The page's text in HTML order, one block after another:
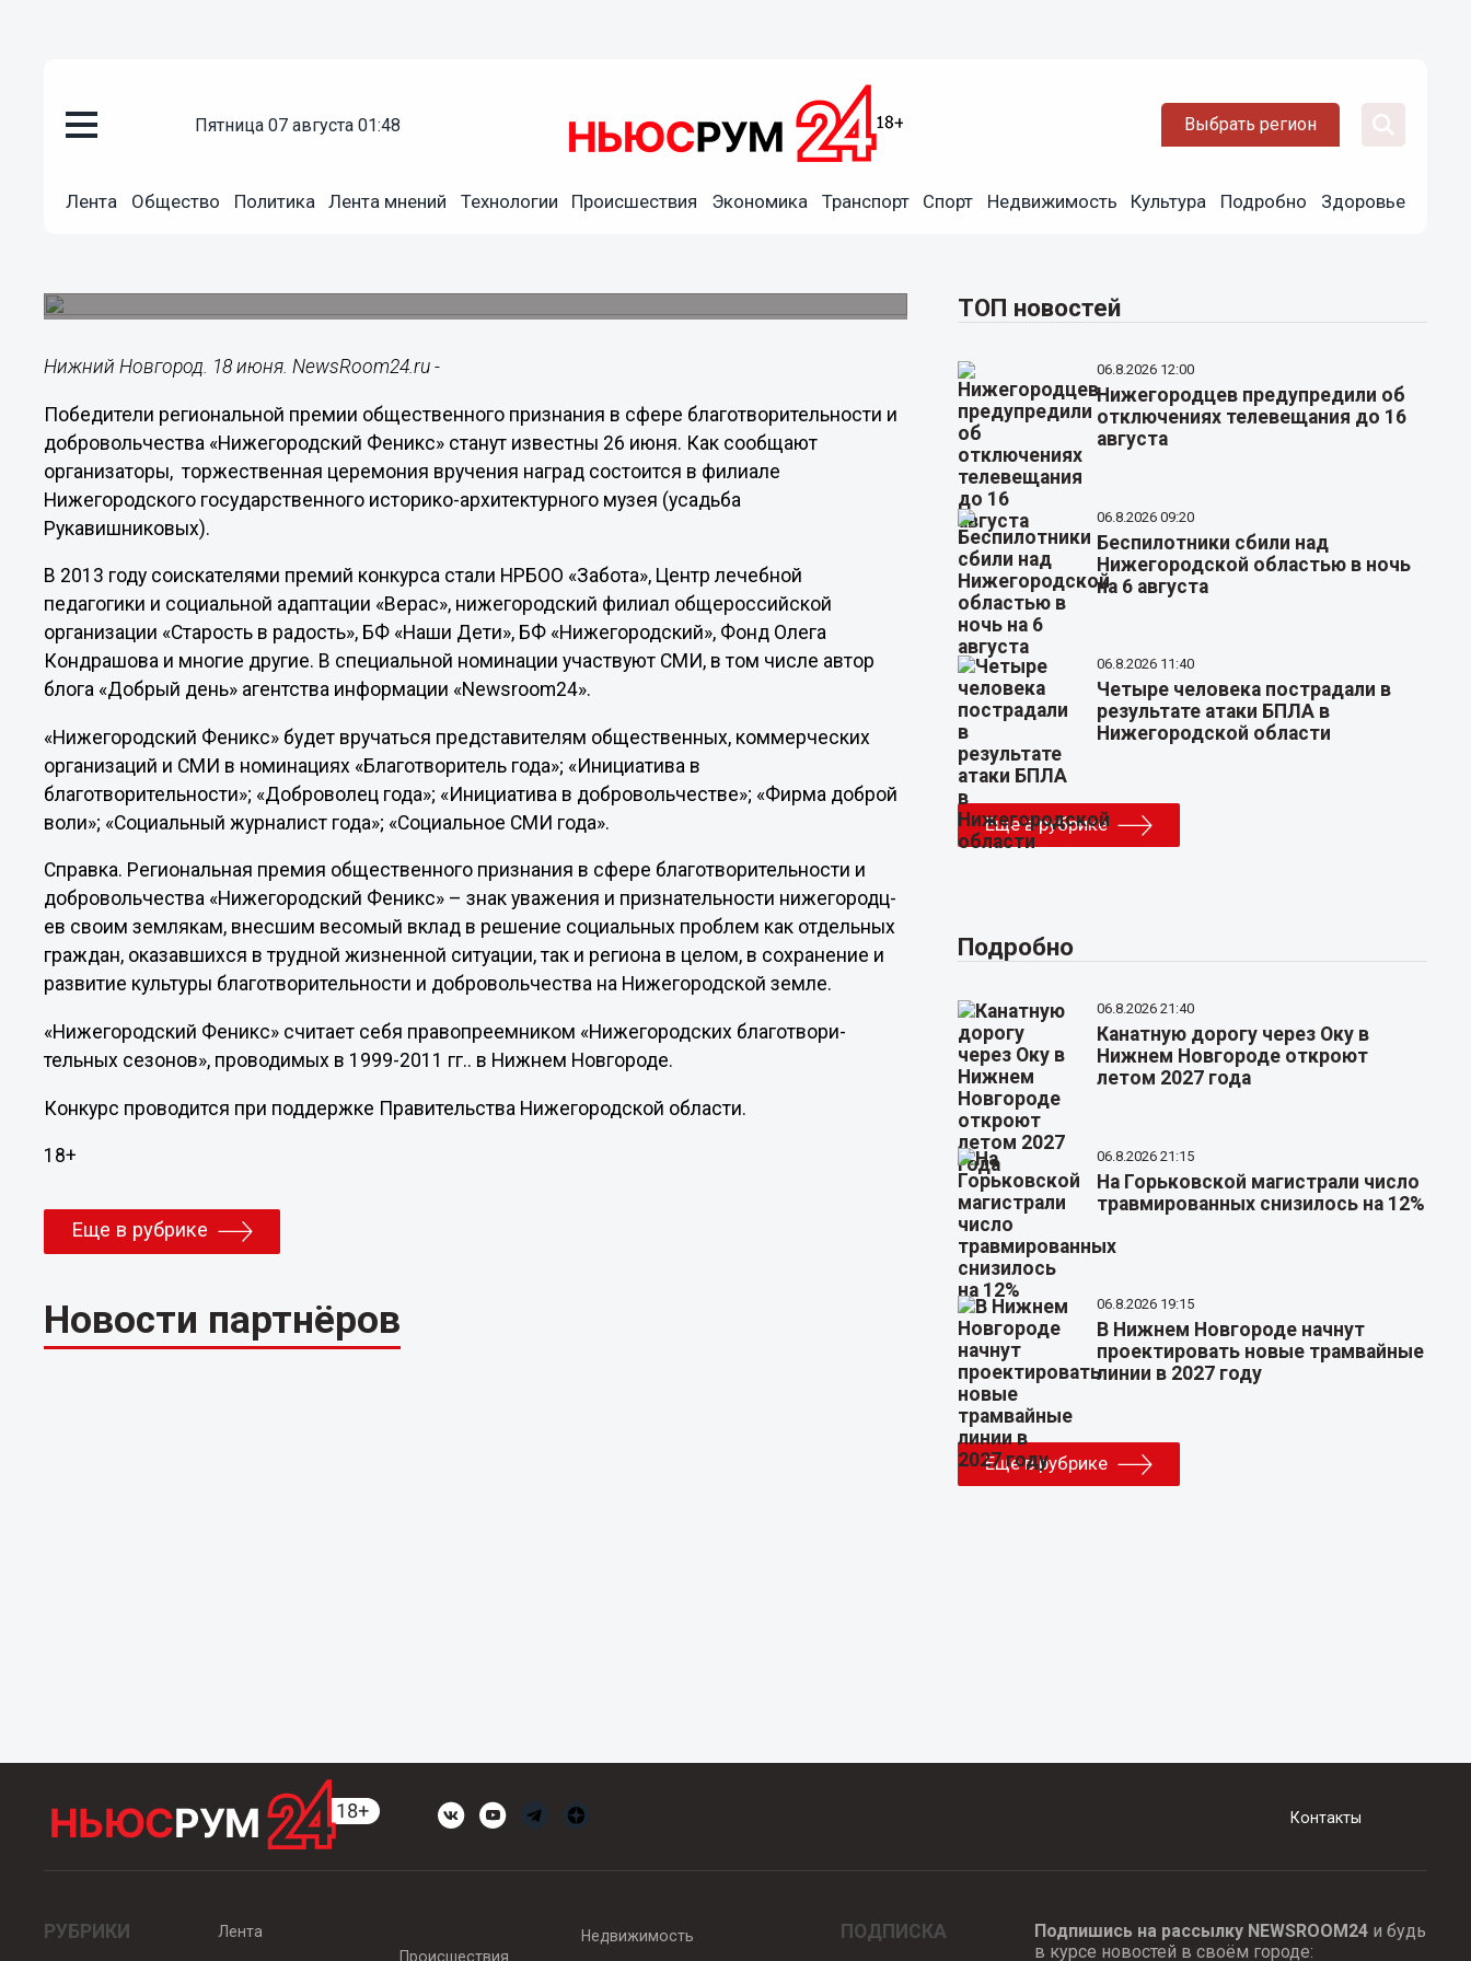
пятница 07 августа 01:48 Выбрать регион
Лента Общество Политика Лента мнений Технологии Происшествия Экономика Транспорт Спорт Недвижимость Культура Подробно Здоровье
Победители региональной премии общественного признания
Нижний Новгород. 18 июня. NewsRoom24.ru -
Победители региональной премии общественного признания в сфере благотворительности и
добровольчества «Нижегородский Феникс» станут известны 26 июня. Как сообщают
организаторы, торжественная церемония вручения наград состоится в филиале
Нижегородского государственного историко-архитектурного музея (усадьба
Рукавишниковых).
В 2013 году соискателями премий конкурса стали НРБОО «Забота», Центр лечебной
педагогики и социальной адаптации «Верас», нижегородский филиал общероссийской
организации «Старость в радость», БФ «Наши Дети», БФ «Нижегородский», Фонд Олега
Кондрашова и многие другие. В специальной номинации участвуют СМИ, в том числе автор
блога «Добрый день» агентства информации «Newsroom24».
«Нижегородский Феникс» будет вручаться представителям общественных, коммерческих
организаций и СМИ в номинациях «Благотворитель года»; «Инициатива в
благотворительности»; «Доброволец года»; «Инициатива в добровольчестве»; «Фирма доброй
воли»; «Социальный журналист года»; «Социальное СМИ года».
Справка. Региональн­ая премия общественн­ого признания в сфере благотвори­тельности и
добровольч­ества «Нижегородский Феникс» – знак уважения и признатель­ности нижегородц­
ев своим землякам, внесшим весомый вклад в решение социальных­ проблем как отдельных
граждан, оказавшихс­я в трудной жизненной ситуации, так и региона в целом, в сохранение­ и
развитие культуры благотвори­тельности и добровольч­ества на Нижегородс­кой земле.
«Нижегородский Феникс» считает себя правопреем­ником «Нижегород­ских благотвори­
тельных сезонов», проводимых­ в 1999-2011 гг.. в Нижнем Новгороде.
Конкурс проводится­ при поддержке Правительс­тва Нижегородс­кой области.
18+
Еще в рубрике
Новости партнёров
ТОП новостей
06.8.2026 12:00
Нижегородцев предупредили об
отключениях телевещания до 16
августа
06.8.2026 09:20
Беспилотники сбили над
Нижегородской областью в ночь
на 6 августа
06.8.2026 11:40
Четыре человека пострадали в
результате атаки БПЛА в
Нижегородской области
Еще в рубрике
Подробно
06.8.2026 21:40
Канатную дорогу через Оку в
Нижнем Новгороде откроют
летом 2027 года
06.8.2026 21:15
На Горьковской магистрали число
травмированных снизилось на 12%
06.8.2026 19:15
В Нижнем Новгороде начнут
проектировать новые трамвайные
линии в 2027 году
Еще в рубрике
Контакты
РУБРИКИ
Лента
Происшествия
Недвижимость ПОДПИСКА Подпишись на рассылку NEWSROOM24и будь
в курсе новостей в своём городе: